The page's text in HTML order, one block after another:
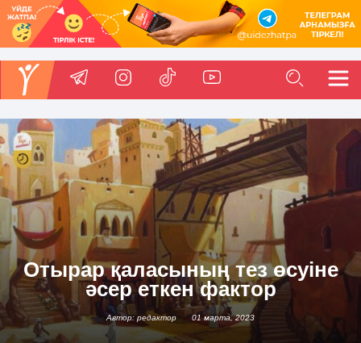
Отырар қаласының тез өсуіне
әсер еткен фактор
Автор: редактор 01 марта, 2023